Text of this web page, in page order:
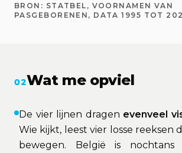
BRON: STATBEL, VOORNAMEN VAN
PASGEBORENEN, DATA 1995 TOT
02Wat me opviel
De vier lijnen dragen evenveel
Wie kijkt, leest vier losse reeksen
bewegen. België is